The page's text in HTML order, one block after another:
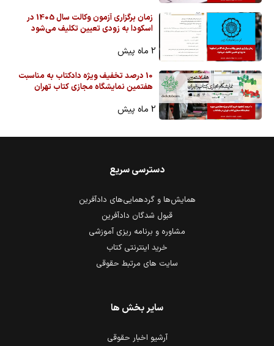
زمان برگزاری آزمون وکالت سال 1405 در
اسکودا به زودی تعیین تکلیف می‌شود
2 ماه پیش
10 درصد تخفیف ویژه دادکتاب به مناسبت
هفتمین نمایشگاه مجازی کتاب تهران
2 ماه پیش
دسترسی سریع
همایش‌ها و گردهمایی‌های دادآفرین
قبول شدگان دادآفرین
مشاوره و برنامه ریزی آموزشی
خرید اینترنتی کتاب
سایت های مرتبط حقوقی
سایر بخش ها
آرشیو اخبار حقوقی